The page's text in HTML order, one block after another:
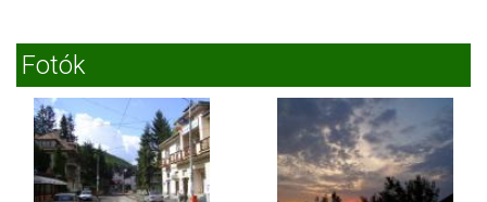
Fotók